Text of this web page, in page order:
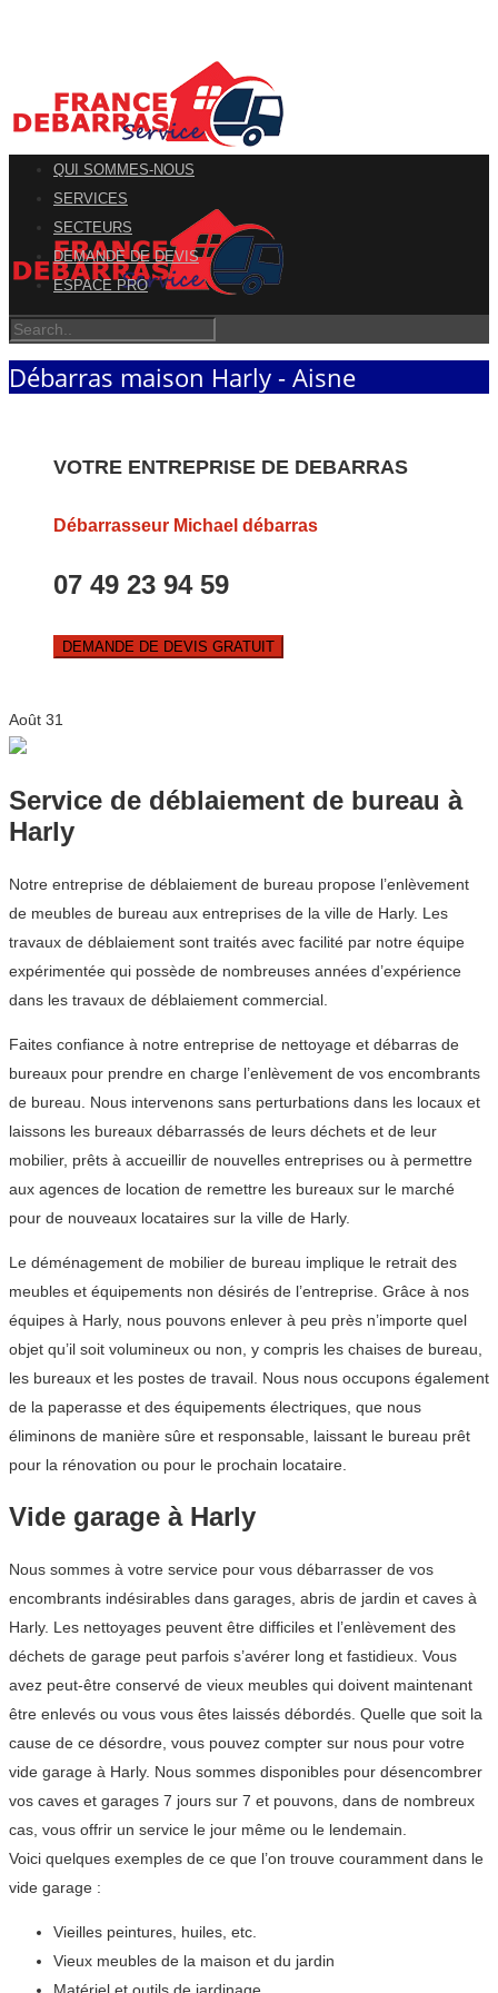
QUI SOMMES-NOUS
SERVICES
SECTEURS
DEMANDE DE DEVIS
ESPACE PRO
Débarras maison Harly - Aisne
VOTRE ENTREPRISE DE DEBARRAS
Débarrasseur Michael débarras
07 49 23 94 59
DEMANDE DE DEVIS GRATUIT
Août 31
Service de déblaiement de bureau à
Harly
Notre entreprise de déblaiement de bureau propose l’enlèvement
de meubles de bureau aux entreprises de la ville de Harly. Les
travaux de déblaiement sont traités avec facilité par notre équipe
expérimentée qui possède de nombreuses années d’expérience
dans les travaux de déblaiement commercial.
Faites confiance à notre entreprise de nettoyage et débarras de
bureaux pour prendre en charge l’enlèvement de vos encombrants
de bureau. Nous intervenons sans perturbations dans les locaux et
laissons les bureaux débarrassés de leurs déchets et de leur
mobilier, prêts à accueillir de nouvelles entreprises ou à permettre
aux agences de location de remettre les bureaux sur le marché
pour de nouveaux locataires sur la ville de Harly.
Le déménagement de mobilier de bureau implique le retrait des
meubles et équipements non désirés de l’entreprise. Grâce à nos
équipes à Harly, nous pouvons enlever à peu près n’importe quel
objet qu’il soit volumineux ou non, y compris les chaises de bureau,
les bureaux et les postes de travail. Nous nous occupons également
de la paperasse et des équipements électriques, que nous
éliminons de manière sûre et responsable, laissant le bureau prêt
pour la rénovation ou pour le prochain locataire.
Vide garage à Harly
Nous sommes à votre service pour vous débarrasser de vos
encombrants indésirables dans garages, abris de jardin et caves à
Harly. Les nettoyages peuvent être difficiles et l’enlèvement des
déchets de garage peut parfois s’avérer long et fastidieux. Vous
avez peut-être conservé de vieux meubles qui doivent maintenant
être enlevés ou vous vous êtes laissés débordés. Quelle que soit la
cause de ce désordre, vous pouvez compter sur nous pour votre
vide garage à Harly. Nous sommes disponibles pour désencombrer
vos caves et garages 7 jours sur 7 et pouvons, dans de nombreux
cas, vous offrir un service le jour même ou le lendemain.
Voici quelques exemples de ce que l’on trouve couramment dans le
vide garage :
Vieilles peintures, huiles, etc.
Vieux meubles de la maison et du jardin